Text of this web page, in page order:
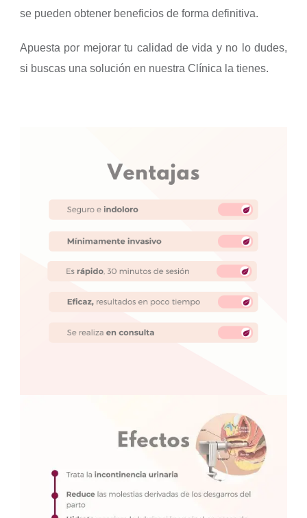
se pueden obtener beneficios de forma definitiva.
Apuesta por mejorar tu calidad de vida y no lo dudes,
si buscas una solución en nuestra Clínica la tienes.